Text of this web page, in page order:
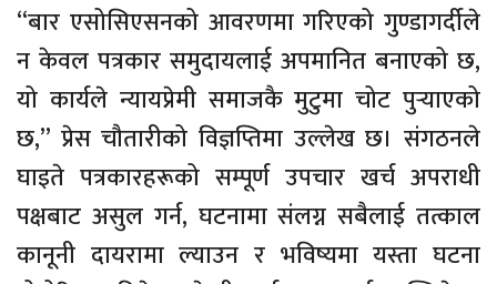
“बार एसोसिएसनको आवरणमा गरिएको गुण्डागर्दीले
न केवल पत्रकार समुदायलाई अपमानित बनाएको छ,
यो कार्यले न्यायप्रेमी समाजकै मुटुमा चोट पुर्‍याएको
छ,” प्रेस चौतारीको विज्ञप्तिमा उल्लेख छ। संगठनले
घाइते पत्रकारहरूको सम्पूर्ण उपचार खर्च अपराधी
पक्षबाट असुल गर्न, घटनामा संलग्न सबैलाई तत्काल
कानूनी दायरामा ल्याउन र भविष्यमा यस्ता घटना